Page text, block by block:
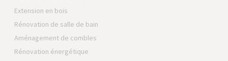
Extension en bois
Rénovation de salle de bain
Aménagement de combles
Rénovation énergétique